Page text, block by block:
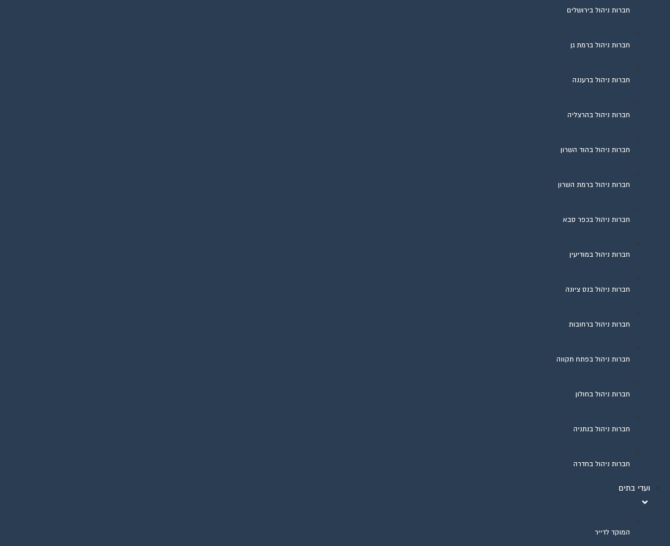
חברות ניהול בירושלים
חברות ניהול ברמת גן
חברות ניהול ברעננה
חברות ניהול בהרצליה
חברות ניהול בהוד השרון
חברות ניהול ברמת השרון
חברות ניהול בכפר סבא
חברות ניהול במודיעין
חברות ניהול בנס ציונה
חברות ניהול ברחובות
חברות ניהול בפתח תקווה
חברות ניהול בחולון
חברות ניהול בנתניה
חברות ניהול בחדרה
ועדי בתים
המוקד לדייר